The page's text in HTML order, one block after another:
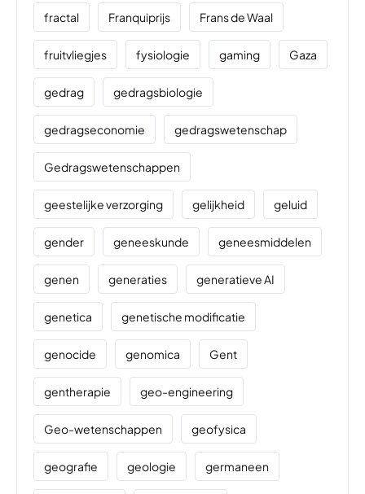
fractal Franquiprijs Frans de Waal
fruitvliegjes fysiologie gaming Gaza
gedrag gedragsbiologie
gedragseconomie gedragswetenschap
Gedragswetenschappen
geestelijke verzorging gelijkheid geluid
gender geneeskunde geneesmiddelen
genen generaties generatieve AI
genetica genetische modificatie
genocide genomica Gent
gentherapie geo-engineering
Geo-wetenschappen geofysica
geografie geologie germaneen